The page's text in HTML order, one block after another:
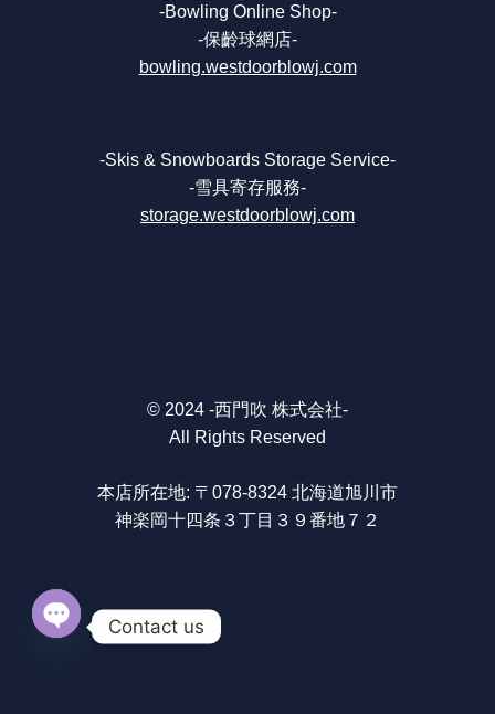
-Bowling Online Shop-
-保齡球網店-
bowling.westdoorblowj.com
-Skis & Snowboards Storage Service-
-雪具寄存服務-
storage.westdoorblowj.com
© 2024 -西門吹 株式会社-
All Rights Reserved
本店所在地: 〒078-8324 北海道旭川市
神楽岡十四条 ３丁目 ３９番地７２
Contact us